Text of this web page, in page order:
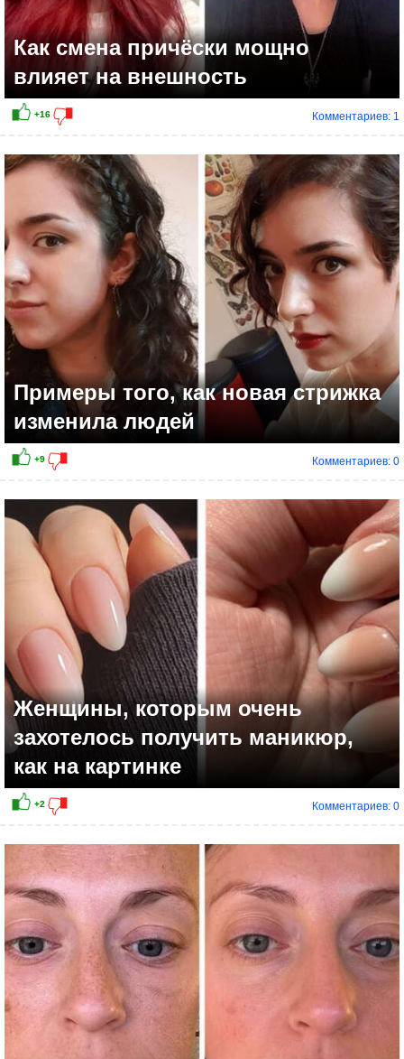
+8
+11
Как смена причёски мощно
влияет на внешность
Комментариев: 1
Примеры того, как новая стрижка
изменила людей
Комментариев: 0
Женщины, которым очень
захотелось получить маникюр,
как на картинке
Комментариев: 0